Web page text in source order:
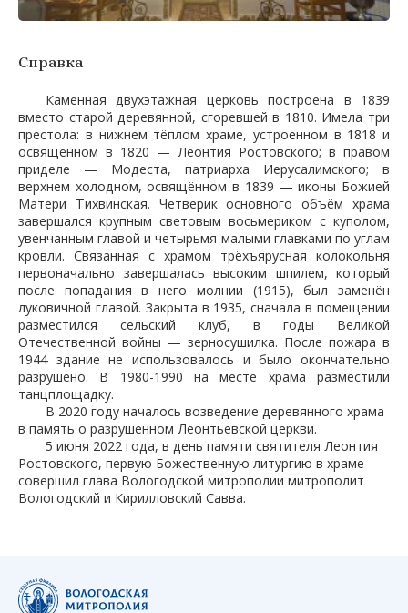
Справка
Каменная двухэтажная церковь построена в 1839
вместо старой деревянной, сгоревшей в 1810. Имела три
престола: в нижнем тёплом храме, устроенном в 1818 и
освящённом в 1820 — Леонтия Ростовского; в правом
приделе — Модеста, патриарха Иерусалимского; в
верхнем холодном, освящённом в 1839 — иконы Божией
Матери Тихвинская. Четверик основного объём храма
завершался крупным световым восьмериком с куполом,
увенчанным главой и четырьмя малыми главками по углам
кровли. Связанная с храмом трёхъярусная колокольня
первоначально завершалась высоким шпилем, который
после попадания в него молнии (1915), был заменён
луковичной главой. Закрыта в 1935, сначала в помещении
разместился сельский клуб, в годы Великой
Отечественной войны — зерносушилка. После пожара в
1944 здание не использовалось и было окончательно
разрушено. В 1980-1990 на месте храма разместили
танцплощадку.
В 2020 году началось возведение деревянного храма
в память о разрушенном Леонтьевской церкви.
5 июня 2022 года, в день памяти святителя Леонтия
Ростовского, первую Божественную литургию в храме
совершил глава Вологодской митрополии митрополит
Вологодский и Кирилловский Савва.